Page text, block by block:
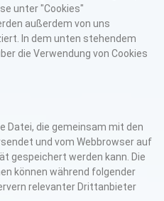
unter "Cookies"
außerdem von uns
In dem unten stehendem
die Verwendung von Cookies
Datei, die gemeinsam mit den
und vom Webbrowser auf
gespeichert werden kann. Die
können während folgender
relevanter Drittanbieter